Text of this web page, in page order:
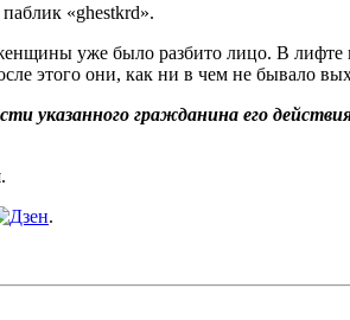
«ghestkrd».
уже было разбито лицо. В лифте
этого они, как ни в чем не бывало
указанного гражданина его
.
.